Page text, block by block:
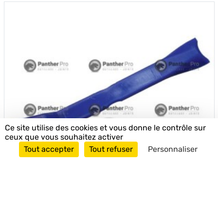
Ce site utilise des cookies et vous donne le contrôle sur
ceux que vous souhaitez activer
Tout accepter
Tout refuser Personnaliser